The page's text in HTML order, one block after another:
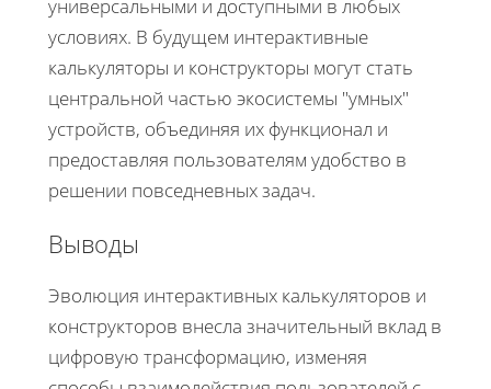
универсальными и доступными в любых
условиях. В будущем интерактивные
калькуляторы и конструкторы могут стать
центральной частью экосистемы "умных"
устройств, объединяя их функционал и
предоставляя пользователям удобство в
решении повседневных задач.
Выводы
Эволюция интерактивных калькуляторов и
конструкторов внесла значительный вклад в
цифровую трансформацию, изменяя